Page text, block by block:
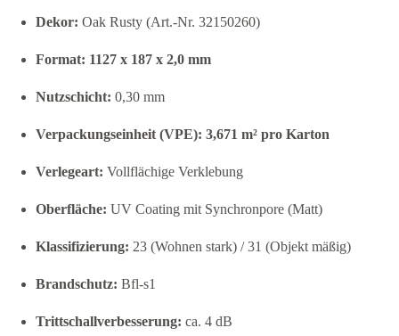
Dekor: Oak Rusty (Art.-Nr. 32150260)
Format: 1127 x 187 x 2,0 mm
Nutzschicht: 0,30 mm
Verpackungseinheit (VPE): 3,671 m² pro Karton
Verlegeart: Vollflächige Verklebung
Oberfläche: UV Coating mit Synchronpore (Matt)
Klassifizierung: 23 (Wohnen stark) / 31 (Objekt mäßig)
Brandschutz: Bfl-s1
Trittschallverbesserung: ca. 4 dB